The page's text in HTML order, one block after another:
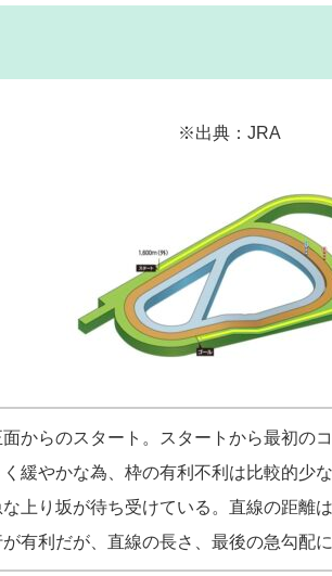
※出典：JRA
からのスタート。スタートから最初の
緩やかな為、枠の有利不利は比較的少
上り坂が待ち受けている。直線の距離
有利だが、直線の長さ、最後の急勾配